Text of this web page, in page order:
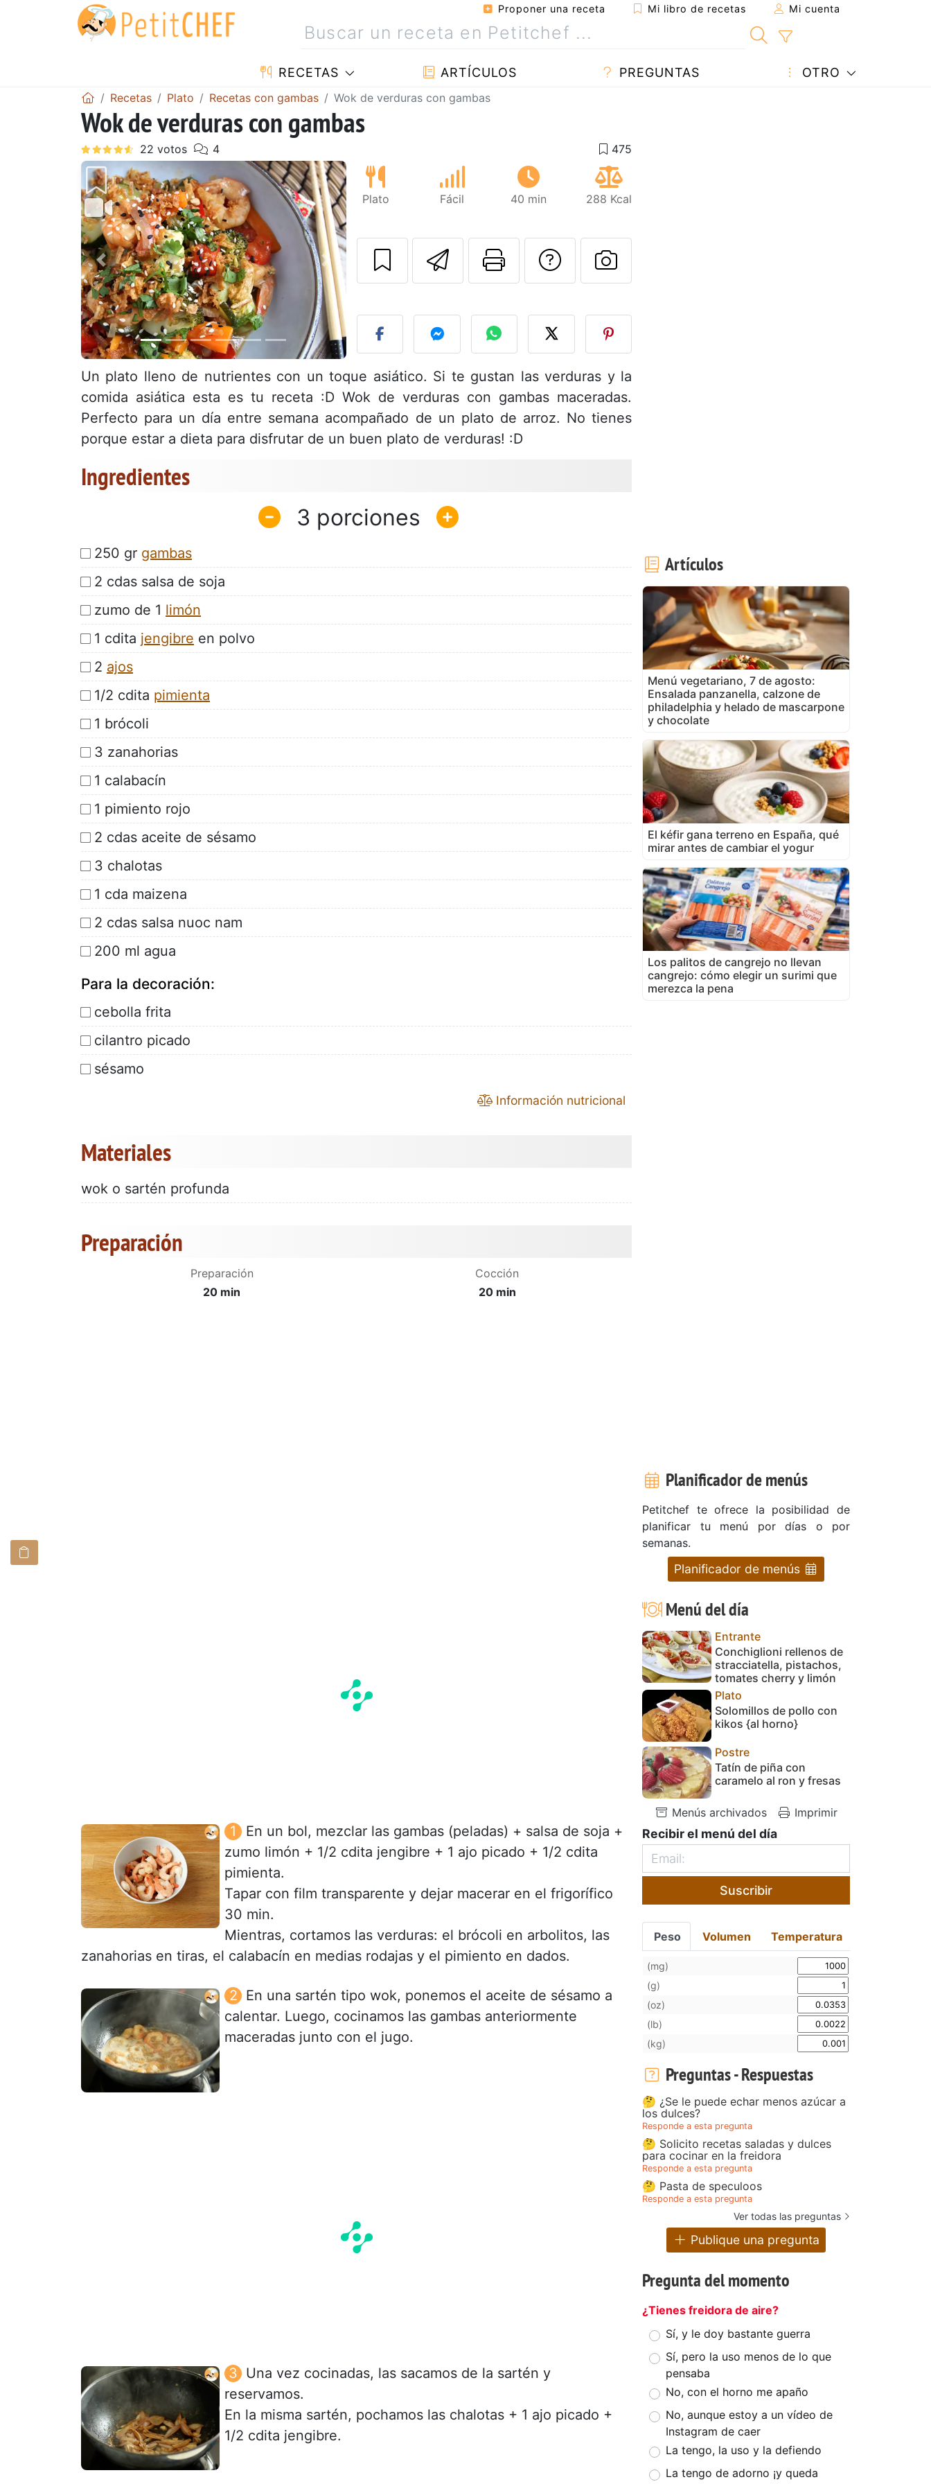
Proponer una receta Mi libro de recetas Mi cuenta
RECETAS ARTÍCULOS PREGUNTAS OTRO
Recetas Plato Recetas con gambas Wok de verduras con gambas
Wok de verduras con gambas
Anterior Siguiente
Plato Fácil 40 min 288 Kcal
Enviar esta receta a un amigo
Imprimir esta página
Preguntar al autor
Publicar la foto de esta receta
Un plato lleno de nutrientes con un toque asiático. Si te gustan las verduras y la
comida asiática esta es tu receta :D Wok de verduras con gambas maceradas.
Perfecto para un día entre semana acompañado de un plato de arroz. No tienes
porque estar a dieta para disfrutar de un buen plato de verduras! :D
Ingredientes
3
250 gr gambas
2 cdas salsa de soja
zumo de 1 limón
1 cdita jengibre en polvo
2 ajos
1/2 cdita pimienta
1 brócoli
3 zanahorias
1 calabacín
1 pimiento rojo
2 cdas aceite de sésamo
3 chalotas
1 cda maizena
2 cdas salsa nuoc nam
200 ml agua
Para la decoración:
cebolla frita
cilantro picado
sésamo
Información nutricional
Materiales
wok o sartén profunda
Preparación
Preparación
20 min
Cocción
20 min
En un bol, mezclar las gambas (peladas) + salsa de soja +
zumo limón + 1/2 cdita jengibre + 1 ajo picado + 1/2 cdita
pimienta.
Tapar con film transparente y dejar macerar en el frigorífico
30 min.
Mientras, cortamos las verduras: el brócoli en arbolitos, las
zanahorias en tiras, el calabacín en medias rodajas y el pimiento en dados.
En una sartén tipo wok, ponemos el aceite de sésamo a
calentar. Luego, cocinamos las gambas anteriormente
maceradas junto con el jugo.
Una vez cocinadas, las sacamos de la sartén y
reservamos.
En la misma sartén, pochamos las chalotas + 1 ajo picado +
1/2 cdita jengibre.
Artículos
Menú vegetariano, 7 de agosto:
Ensalada panzanella, calzone de
philadelphia y helado de mascarpone
y chocolate
El kéfir gana terreno en España, qué
mirar antes de cambiar el yogur
Los palitos de cangrejo no llevan
cangrejo: cómo elegir un surimi que
merezca la pena
Planificador de menús
Petitchef te ofrece la posibilidad de
planificar tu menú por días o por
semanas.
Planificador de menús
Menú del día
Entrante
Conchiglioni rellenos de
stracciatella, pistachos,
tomates cherry y limón
Plato
Solomillos de pollo con
kikos {al horno}
Postre
Tatín de piña con
caramelo al ron y fresas
Menús archivados Imprimir
Recibir el menú del día
Suscribir
Peso Volumen Temperatura
(mg)
(g)
(oz)
(lb)
(kg)
Preguntas - Respuestas
🤔 ¿Se le puede echar menos azúcar a
los dulces?
Responde a esta pregunta
🤔 Solicito recetas saladas y dulces
para cocinar en la freidora
Responde a esta pregunta
🤔 Pasta de speculoos
Responde a esta pregunta
Ver todas las preguntas
Publique una pregunta
Pregunta del momento
¿Tienes freidora de aire?
Sí, y le doy bastante guerra
Sí, pero la uso menos de lo que
pensaba
No, con el horno me apaño
No, aunque estoy a un vídeo de
Instagram de caer
La tengo, la uso y la defiendo
La tengo de adorno ¡y queda